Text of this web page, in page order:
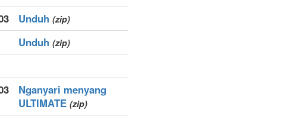
Unduh (zip)
Unduh (zip)
Nganyari menyang
ULTIMATE (zip)